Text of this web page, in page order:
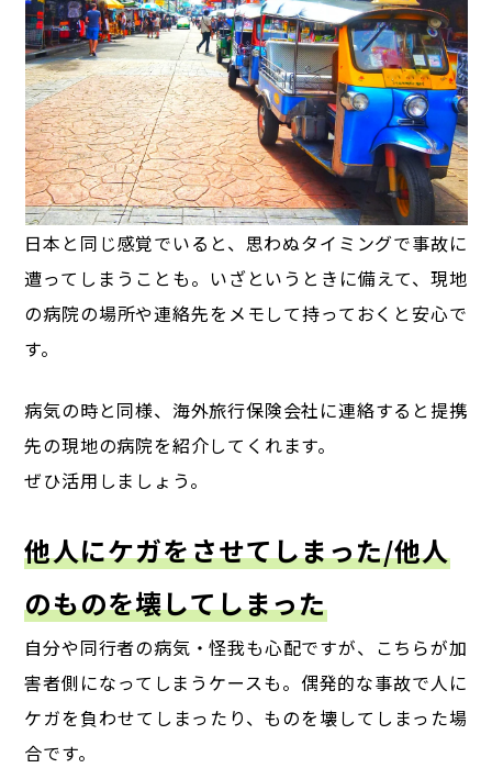
日本と同じ感覚でいると、思わぬタイミングで事故に
遭ってしまうことも。 いざというときに備えて、現地
の病院の場所や連絡先をメモして持っておくと安心で
す。
病気の時と同様、海外旅行保険会社に連絡すると提携
先の現地の病院を紹介してくれます。
ぜひ活用しましょう。
他人にケガをさせてしまった/他人
のものを壊してしまった
自分や同行者の病気・怪我も心配ですが、こちらが加
害者側になってしまうケースも。 偶発的な事故で人に
ケガを負わせてしまったり、ものを壊してしまった場
合です。